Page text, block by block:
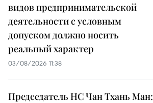
видов предпринимательской
деятельности с условным
допуском должно носить
реальный характер
03/08/2026 11:38
Председатель НС Чан Тхань Ман: